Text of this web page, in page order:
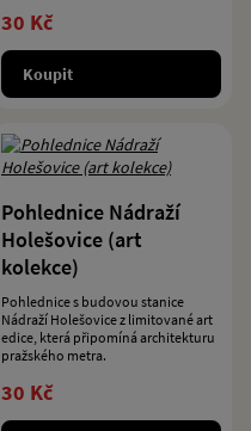
30 Kč
Koupit
Pohlednice Nádraží
Holešovice (art
kolekce)
Pohlednice s budovou stanice
Nádraží Holešovice z limitované art
edice, která připomíná architekturu
pražského metra.
30 Kč